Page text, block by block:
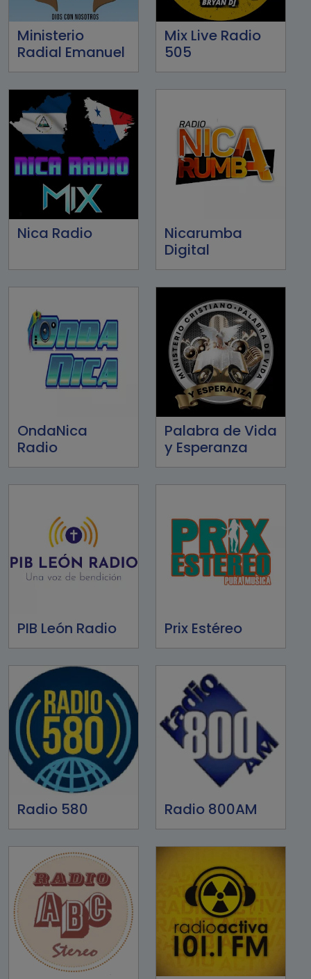
Ministerio
Radial Emanuel
Mix Live Radio
505
Nica Radio
Nicarumba
Digital
OndaNica
Radio
Palabra de Vida
y Esperanza
PIB León Radio Prix Estéreo
Radio 580 Radio 800AM